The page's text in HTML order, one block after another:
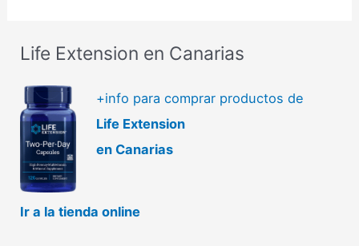
–
cosas
que
debes
saber
Life Extension en Canarias
+info para comprar productos de
Life Extension
en Canarias
Ir a la tienda online